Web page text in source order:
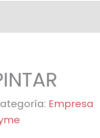
Empresa